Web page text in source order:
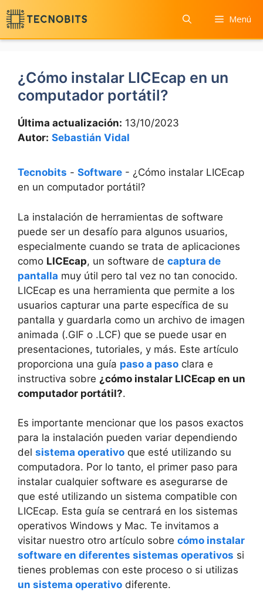
Saltar
al
contenido
Menú
¿Cómo instalar LICEcap en un
computador portátil?
Última actualización: 13/10/2023
Autor: Sebastián Vidal
Tecnobits - Software - ¿Cómo instalar LICEcap
en un computador portátil?
La instalación de herramientas de software
puede ser un desafío para algunos usuarios,
especialmente cuando se trata de aplicaciones
como LICEcap, un software de captura de
pantalla muy útil pero tal vez no tan conocido.
LICEcap es una herramienta que permite a los
usuarios capturar una parte específica de su
pantalla y guardarla como un archivo de imagen
animada (.GIF o .LCF) que se puede usar en
presentaciones, tutoriales, y más. Este artículo
proporciona una guía paso a paso clara e
instructiva sobre ¿cómo instalar LICEcap en un
computador portátil?.
Es importante mencionar que los pasos exactos
para la instalación pueden variar dependiendo
del sistema operativo que esté utilizando su
computadora. Por lo tanto, el primer paso para
instalar cualquier software es asegurarse de
que esté utilizando un sistema compatible con
LICEcap. Esta guía se centrará en los sistemas
operativos Windows y Mac. Te invitamos a
visitar nuestro otro artículo sobre cómo instalar
software en diferentes sistemas operativos si
tienes problemas con este proceso o si utilizas
un sistema operativo diferente.